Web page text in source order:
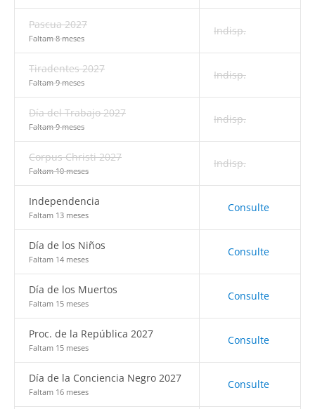
Pascua 2027
Faltam 8 meses
Indisp.
Tiradentes 2027
Faltam 9 meses
Indisp.
Día del Trabajo 2027
Faltam 9 meses
Indisp.
Corpus Christi 2027
Faltam 10 meses
Indisp.
Independencia
Faltam 13 meses
Consulte
Día de los Niños
Faltam 14 meses
Consulte
Día de los Muertos
Faltam 15 meses
Consulte
Proc. de la República 2027
Faltam 15 meses
Consulte
Día de la Conciencia Negro 2027
Faltam 16 meses
Consulte